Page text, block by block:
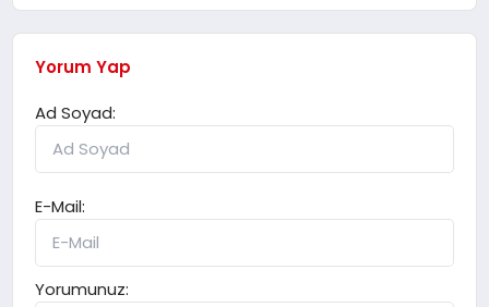
Yorum Yap
Ad Soyad:
E-Mail:
Yorumunuz: